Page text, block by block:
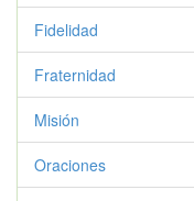
Fidelidad
Fraternidad
Misión
Oraciones